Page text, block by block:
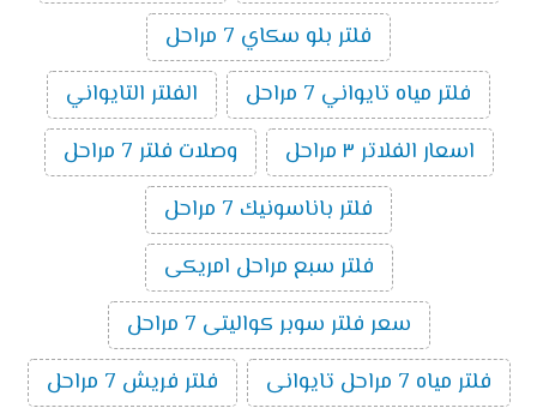
فلتر بلو سكاي 7 مراحل
فلتر مياه تايواني 7 مراحل
الفلتر التايواني
اسعار الفلاتر ٣ مراحل
وصلات فلتر 7 مراحل
فلتر باناسونيك 7 مراحل
فلتر سبع مراحل امريكى
سعر فلتر سوبر كواليتى 7 مراحل
فلتر مياه 7 مراحل تايوانى
فلتر فريش 7 مراحل